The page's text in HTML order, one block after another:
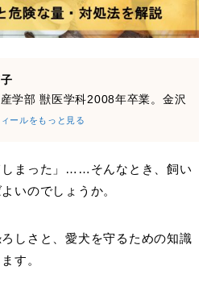
学部 獣医学科2008年卒業。金沢
ィールをもっと見る
しまった」……そんなとき、飼い
いのでしょうか。
しさと、愛犬を守るための知識
す。